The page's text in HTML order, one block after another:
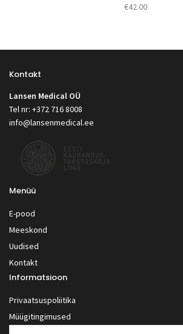
€42.00
Kontakt
Lansen Medical OÜ
Tel nr: +372 716 8008
info@lansenmedical.ee
Menüü
E-pood
Meeskond
Uudised
Kontakt
Informatsioon
Privaatsuspoliitika
Müügitingimused